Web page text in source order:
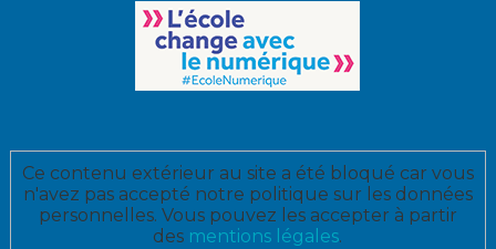
Ce contenu extérieur au site a été bloqué car vous
n'avez pas accepté notre politique sur les données
personnelles. Vous pouvez les accepter à partir
des mentions légales.